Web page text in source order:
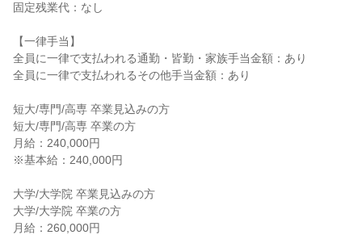
固定残業代：なし
【一律手当】
全員に一律で支払われる通勤・皆勤・家族手当金額：あり
全員に一律で支払われるその他手当金額：あり
短大/専門/高専 卒業見込みの方
短大/専門/高専 卒業の方
月給：240,000円
※基本給：240,000円
大学/大学院 卒業見込みの方
大学/大学院 卒業の方
月給：260,000円